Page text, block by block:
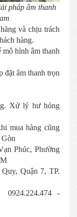
pháp âm thanh
và chịu trách
hàng.
hình âm thanh
đặt âm thanh trọn
Xử lý hư hỏng
mua hàng cũng
Phúc, Phường
Quận 7, TP.
-